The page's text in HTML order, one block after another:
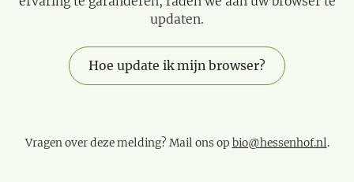
updaten.
Hoe update ik mijn browser?
Vragen over deze melding? Mail ons op bio@hessenhof.nl.